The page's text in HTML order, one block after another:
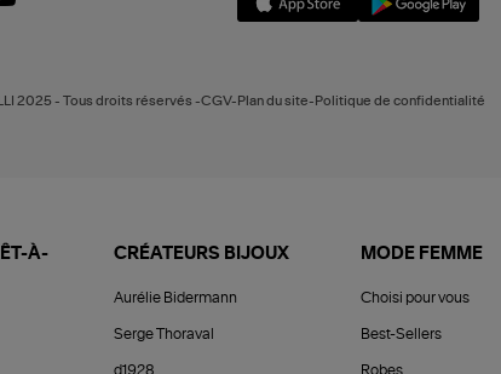
2025 - Tous droits réservés -CGV-Plan du site-Politique de confidentialité
À-
CRÉATEURS BIJOUX
Aurélie Bidermann
Serge Thoraval
d1928
MODE FEMME
Choisi pour vous
Best-Sellers
Robes